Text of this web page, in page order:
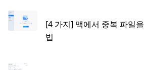
[4 가지] 맥에서 중복 파일
법